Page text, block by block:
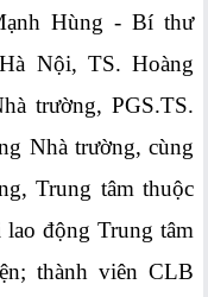
Hùng - Bí thư
Nội, TS. Hoàng
trường, PGS.TS.
Nhà trường, cùng
Trung tâm thuộc
động Trung tâm
thành viên CLB